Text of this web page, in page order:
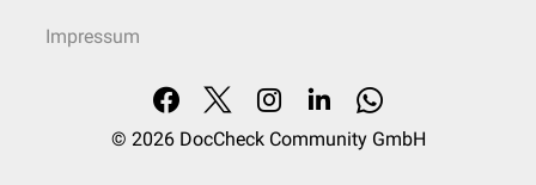
Impressum
© 2026 DocCheck Community GmbH